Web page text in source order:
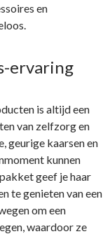
en
ervaring
is altijd een
van zelfzorg en
geurige kaarsen en
kunnen
geef je haar
te genieten van een
om een
waardoor ze